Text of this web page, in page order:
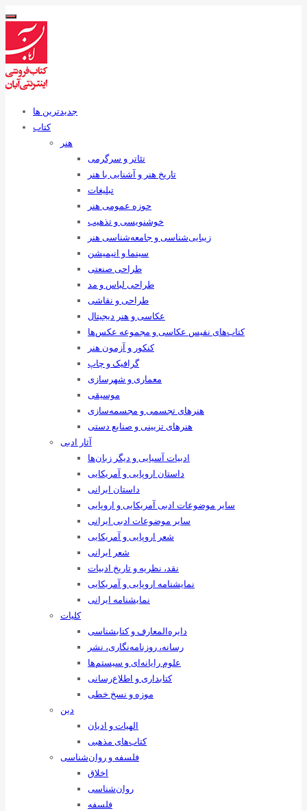
جدیدترین ها
کتاب
هنر
تئاتر و سرگرمی
تاریخ هنر و آشنایی با هنر
تبلیغات
حوزه عمومی هنر
خوشنویسی و تذهیب
زیبایی‌شناسی و جامعه‌شناسی هنر
سینما و انیمیشن
طراحی صنعتی
طراحی لباس و مد
طراحی و نقاشی
عکاسی و هنر دیجیتال
کتاب‌های نفیس عکاسی و مجموعه عکس‌ها
کنکور و آزمون هنر
گرافیک و چاپ
معماری و شهرسازی
موسیقی
هنرهای ‌تجسمی و مجسمه‌سازی
هنرهای تزیینی و صنایع ‌دستی
آثار ادبی
ادبیات آسیایی و دیگر زبان‌ها
داستان اروپایی و آمریکایی
داستان ایرانی
سایر موضوعات ادبی آمریکایی و اروپایی
سایر موضوعات ادبی ایرانی
شعر اروپایی و آمریکایی
شعر ایرانی
نقد، نظریه و تاریخ ادبیات
نمایشنامه اروپایی و آمریکایی
نمایشنامه ایرانی
کلیات
دایره‌المعارف و کتابشناسی
رسانه‌، روزنامه‌نگاری، نشر
علوم رایانه‌ای و سیستم‌ها
کتابداری و اطلاع‌رسانی
موزه و نسخ خطی
دین
الهیات و ادیان
کتاب‌های مذهبی
فلسفه و روان‌شناسی
اخلاق
روان‌شناسی
فلسفه